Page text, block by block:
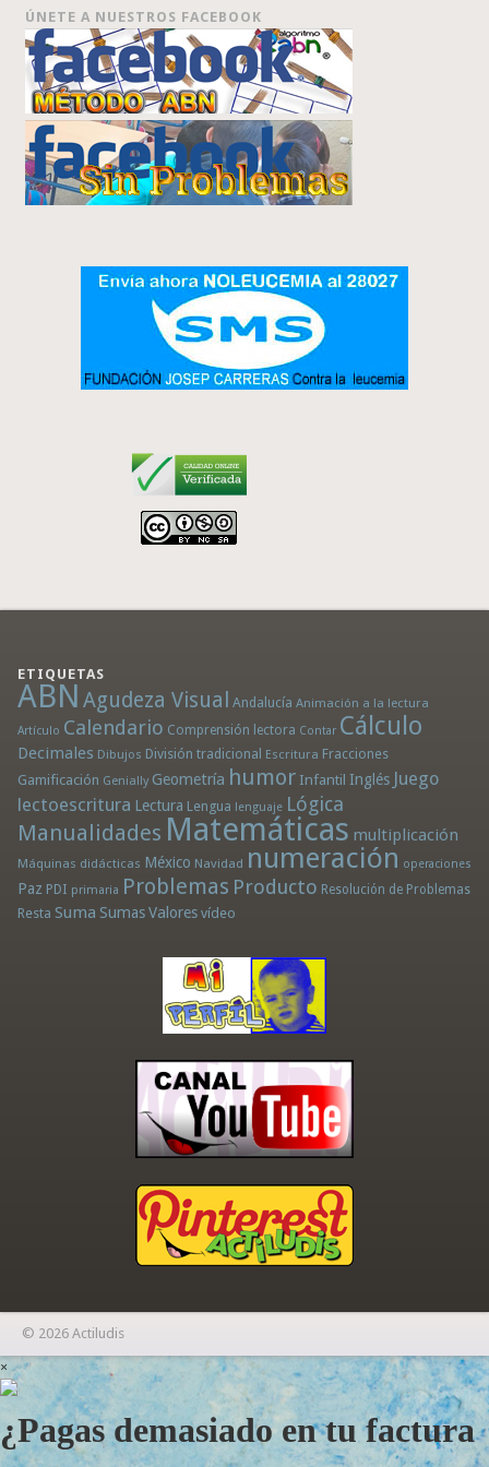
ÚNETE A NUESTROS FACEBOOK
ETIQUETAS
ABN Agudeza Visual Andalucía Animación a la lectura
Artículo Calendario Comprensión lectora Contar Cálculo
Decimales Dibujos División tradicional Escritura Fracciones
Gamificación Genially Geometría humor Infantil Inglés Juego
lectoescritura Lectura Lengua lenguaje Lógica
Manualidades Matemáticas multiplicación
Máquinas didácticas México Navidad numeración operaciones
Paz PDI primaria Problemas Producto Resolución de Problemas
Resta Suma Sumas Valores vídeo
© 2026 Actiludis
×
¿Pagas demasiado en tu factura